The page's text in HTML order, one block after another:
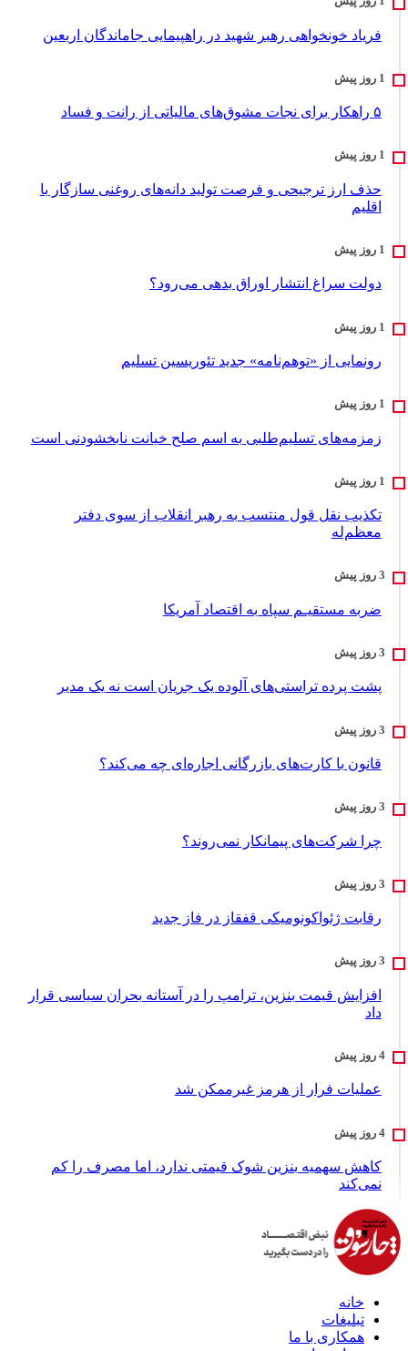
فریاد خونخواهی رهبر شهید در راهپیمایی جاماندگان اربعین
۵ راهکار برای نجات مشوق‌های مالیاتی از رانت و فساد
حذف ارز ترجیحی و فرصت تولید دانه‌های روغنی سازگار با
اقلیم
دولت سراغ انتشار اوراق بدهی می‌رود؟
رونمایی از «توهم‌نامه» جدید تئور‌یسین تسلیم
زمزمه‌های تسلیم‌طلبی به اسم صلح خیانت نابخشودنی است
تکذیب نقل قول منتسب به رهبر انقلاب از سوی دفتر
معظم‌له
ضربه مستقیـم سپاه به اقتصاد آمر‌یکا
پشت پرده تراستی‌های آلوده یک جریان است نه یک مدیر
قانون با کارت‌های بازرگانی اجاره‌ای چه می‌کند؟
چرا شرکت‌های پیمانکار نمی‌روند؟
رقابت ژئواکونومیکی قفقاز در فاز جدید
افزایش قیمت بنزین، ترامپ را در آستانه بحران سیاسی قرار
داد
عملیات فرار از هرمز غیرممکن شد
کاهش سهمیه بنزین شوک قیمتی ندارد، اما مصرف را کم
نمی‌کند
خانه
تبلیغات
همکاری با ما